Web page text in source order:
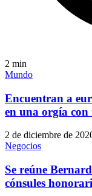
2 min
Mundo
Encuentran a
en una orgía con
2 de diciembre de
Negocios
Se reúne
cónsules